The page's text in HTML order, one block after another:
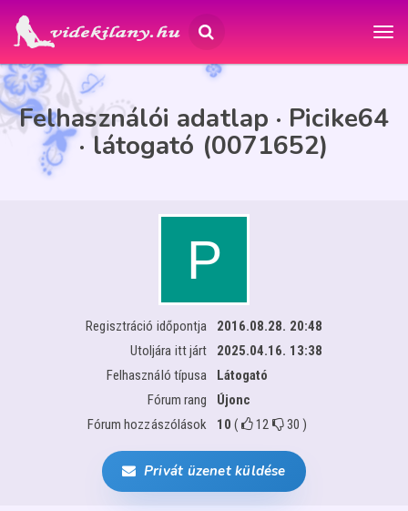
Felhasználói adatlap · Picike64
· látogató (0071652)
Regisztráció időpontja
2016.08.28. 20:48
Utoljára itt járt
2025.04.16. 13:38
Felhasználó típusa
Látogató
Fórum rang
Újonc
Fórum hozzászólások
10 ( 12 30 )
Privát üzenet küldése